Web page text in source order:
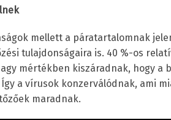
mellett a páratartalomnak
tulajdonságaira is. 40 %-os
mértékben kiszáradnak, hogy a
a vírusok konzerválódnak, ami
maradnak.